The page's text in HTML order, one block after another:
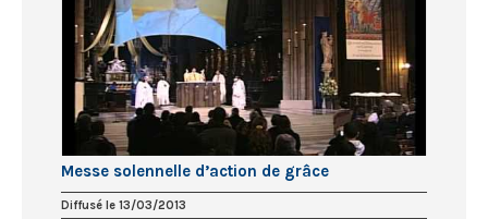
Messe solennelle d’action de grâce
Diffusé le 13/03/2013